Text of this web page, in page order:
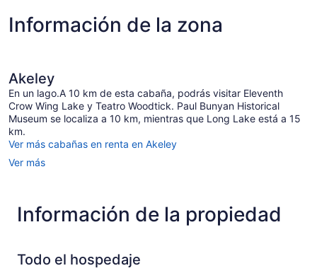
Información de la zona
Akeley
En un lago.A 10 km de esta cabaña, podrás visitar Eleventh
Crow Wing Lake y Teatro Woodtick. Paul Bunyan Historical
Museum se localiza a 10 km, mientras que Long Lake está a 15
km.
Ver más cabañas en renta en Akeley
Ver más
Información de la propiedad
Todo el hospedaje